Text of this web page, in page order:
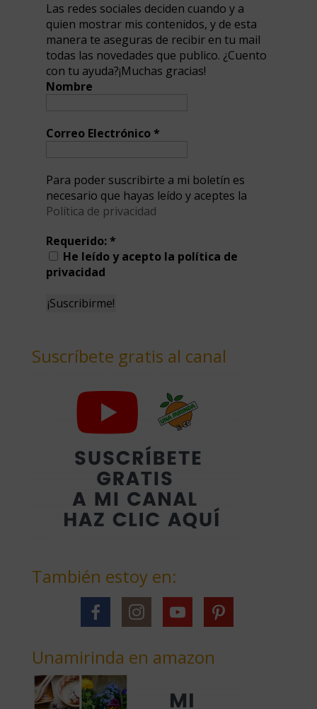
Las redes sociales deciden cuando y a
quien mostrar mis contenidos, y de esta
manera te aseguras de recibir en tu mail
todas las novedades que publico. ¿Cuento
con tu ayuda?¡Muchas gracias!
Nombre
Correo Electrónico*
Para poder suscribirte a mi boletín es
necesario que hayas leído y aceptes la
Política de privacidad
Requerido:*
He leído y acepto la política de
privacidad
Suscríbete gratis al canal
También estoy en:
Unamirinda en amazon